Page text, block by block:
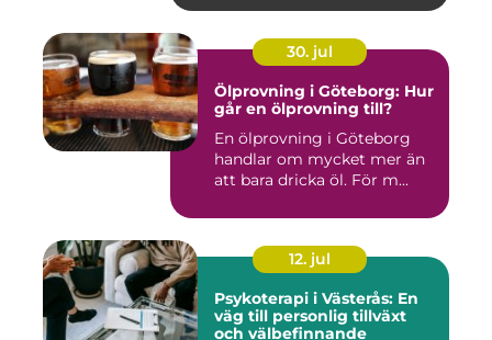
30. jul
Ölprovning i Göteborg: Hur
går en ölprovning till?
En ölprovning i Göteborg
handlar om mycket mer än
att bara dricka öl. För m...
12. jul
Psykoterapi i Västerås: En
väg till personlig tillväxt
och välbefinnande